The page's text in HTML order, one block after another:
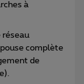
à
réseau
complète
de